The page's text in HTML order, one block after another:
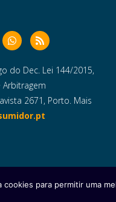
do Dec. Lei 144/2015,
2671, Porto. Mais
Notícias em Português |
cookies para permitir uma